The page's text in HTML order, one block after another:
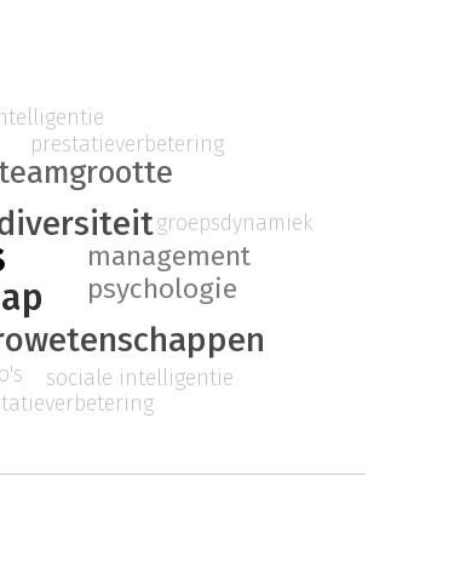
management
psychologie
prestatieverbetering
groepsdynamiek
sociale intelligentie